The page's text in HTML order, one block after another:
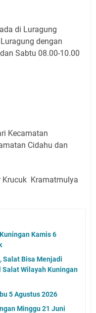
di Luragung
dengan
Sabtu 08.00-10.00
Kecamatan
Cidahu dan
Krucuk Kramatmulya
Kamis 6
Salat Bisa Menjadi
Salat Wilayah Kuningan
5 Agustus 2026
Minggu 21 Juni